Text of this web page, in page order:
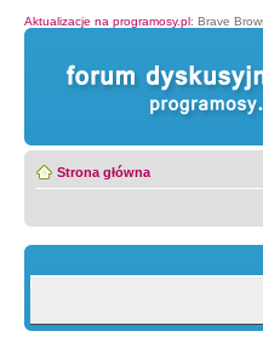
Aktualizacje na programosy.pl: Brave
Strona główna